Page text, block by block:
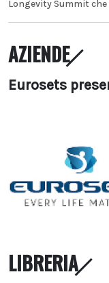
Longevity Summit che
AZIENDE
Eurosets
LIBRERIA